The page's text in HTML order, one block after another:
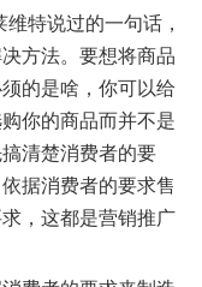
特说过的一句话，
方法。要想将商品
的是啥，你可以给
你的商品而并不是
清楚消费者的要
据消费者的要求售
，这都是营销推广